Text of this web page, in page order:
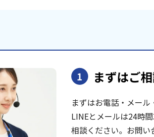
1 まずはご
まずはお電話・メー
LINEとメールは24時
相談ください。お問い